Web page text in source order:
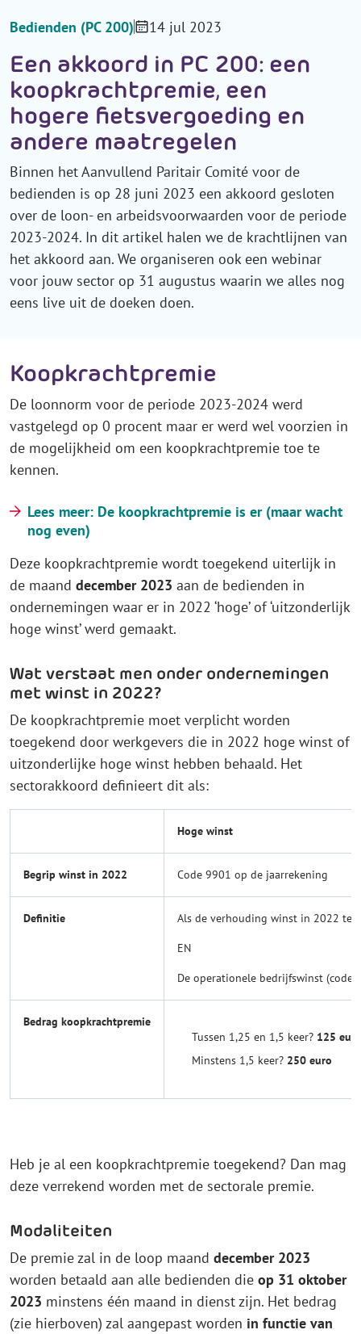
Bedienden (PC 200) 14 jul 2023
Een akkoord in PC 200: een
koopkrachtpremie, een
hogere fietsvergoeding en
andere maatregelen
Binnen het Aanvullend Paritair Comité voor de
bedienden is op 28 juni 2023 een akkoord gesloten
over de loon- en arbeidsvoorwaarden voor de periode
2023-2024. In dit artikel halen we de krachtlijnen van
het akkoord aan. We organiseren ook een webinar
voor jouw sector op 31 augustus waarin we alles nog
eens live uit de doeken doen.
Koopkrachtpremie
De loonnorm voor de periode 2023-2024 werd
vastgelegd op 0 procent maar er werd wel voorzien in
de mogelijkheid om een koopkrachtpremie toe te
kennen.
Lees meer: De koopkrachtpremie is er (maar wacht
nog even)
Deze koopkrachtpremie wordt toegekend uiterlijk in
de maand december 2023 aan de bedienden in
ondernemingen waar er in 2022 ‘hoge’ of ‘uitzonderlijk
hoge winst’ werd gemaakt.
Wat verstaat men onder ondernemingen
met winst in 2022?
De koopkrachtpremie moet verplicht worden
toegekend door werkgevers die in 2022 hoge winst of
uitzonderlijke hoge winst hebben behaald. Het
sectorakkoord definieert dit als:
Hoge winst
Begrip winst in 2022 Code 9901 op de jaarrekening
Definitie Als de verhouding winst in 2022
EN
De operationele bedrijfswinst (code
Bedrag koopkrachtpremie
Tussen 1,25 en 1,5 keer? 125 euro
Minstens 1,5 keer? 250 euro
Heb je al een koopkrachtpremie toegekend? Dan mag
deze verrekend worden met de sectorale premie.
Modaliteiten
De premie zal in de loop maand december 2023
worden betaald aan alle bedienden die op 31 oktober
2023 minstens één maand in dienst zijn. Het bedrag
(zie hierboven) zal aangepast worden in functie van